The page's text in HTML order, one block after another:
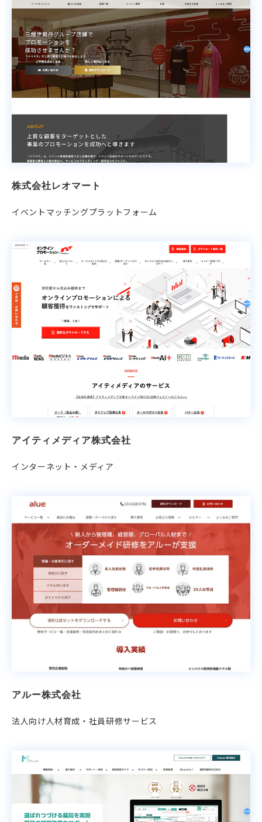
株式会社レオマート
イベントマッチングプラットフォーム
アイティメディア株式会社
インターネット・メディア
アルー株式会社
法人向け人材育成・社員研修サービス